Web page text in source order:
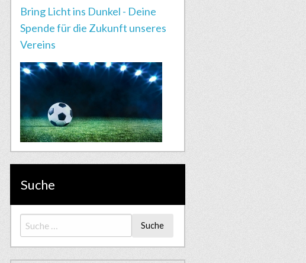
Bring Licht ins Dunkel - Deine
Spende für die Zukunft unseres
Vereins
Suche
Suche